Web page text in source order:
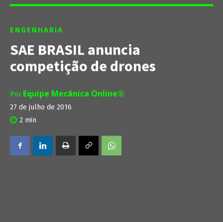
ENGENHARIA
SAE BRASIL anuncia
competição de drones
Por Equipe Mecânica Online®
27 de julho de 2016
2 min